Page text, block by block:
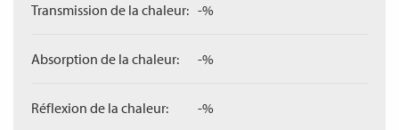
Transmission de la chaleur: -%
Absorption de la chaleur: -%
Réflexion de la chaleur: -%